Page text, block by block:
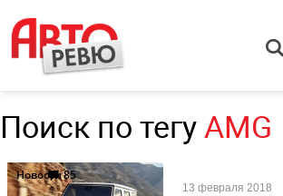
s
Поиск по тегу AMG
Новости85
13 февраля 2018